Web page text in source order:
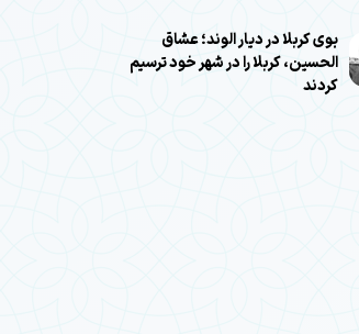
بوی کربلا در دیار الوند؛ عشاق
الحسین، کربلا را در شهر خود ترسیم
کردند